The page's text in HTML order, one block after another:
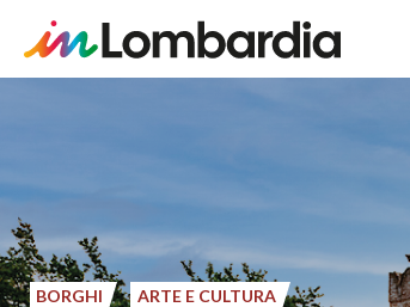
principale
BORGHI ARTE E CULTURA